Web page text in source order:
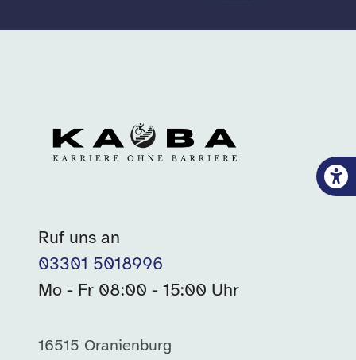
Ruf uns an
03301 5018996
Mo - Fr 08:00 - 15:00 Uhr
16515 Oranienburg